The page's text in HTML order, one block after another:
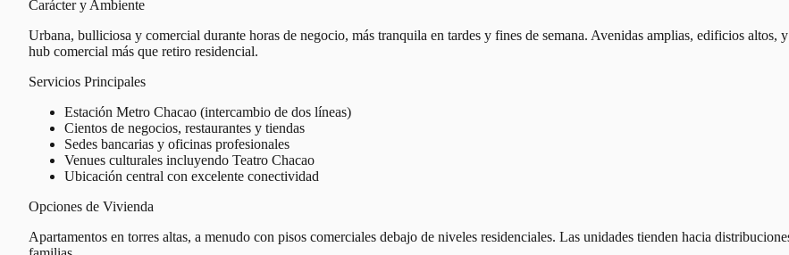
Carácter y Ambiente
Urbana, bulliciosa y comercial durante horas de negocio, más tranquila en tardes y fines de semana. Avenidas amplias, edificios
hub comercial más que retiro residencial.
Servicios Principales
Estación Metro Chacao (intercambio de dos líneas)
Cientos de negocios, restaurantes y tiendas
Sedes bancarias y oficinas profesionales
Venues culturales incluyendo Teatro Chacao
Ubicación central con excelente conectividad
Opciones de Vivienda
Apartamentos en torres altas, a menudo con pisos comerciales debajo de niveles residenciales. Las unidades tienden hacia